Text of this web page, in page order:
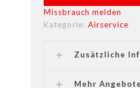
Missbrauch melden
Kategorie:Airservice
Zusätzliche
Mehr Angebote